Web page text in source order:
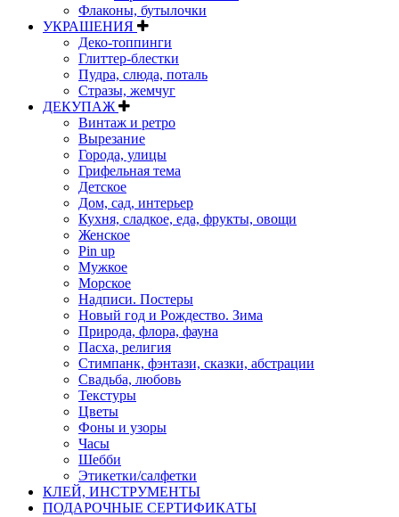
Флаконы, бутылочки
УКРАШЕНИЯ
Деко-топпинги
Глиттер-блестки
Пудра, слюда, поталь
Стразы, жемчуг
ДЕКУПАЖ
Винтаж и ретро
Вырезание
Города, улицы
Грифельная тема
Детское
Дом, сад, интерьер
Кухня, сладкое, еда, фрукты, овощи
Женское
Pin up
Мужкое
Морское
Надписи. Постеры
Новый год и Рождество. Зима
Природа, флора, фауна
Пасха, религия
Стимпанк, фэнтази, сказки, абстрации
Свадьба, любовь
Текстуры
Цветы
Фоны и узоры
Часы
Шебби
Этикетки/салфетки
КЛЕЙ, ИНСТРУМЕНТЫ
ПОДАРОЧНЫЕ СЕРТИФИКАТЫ